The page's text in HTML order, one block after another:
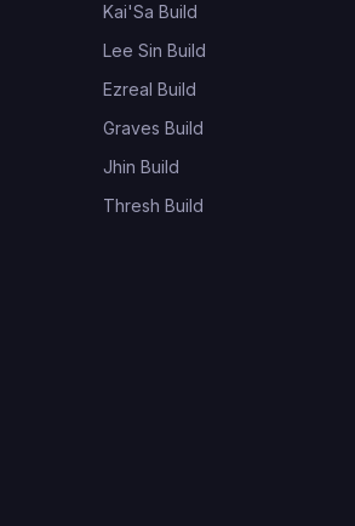
Kai'Sa Build
Lee Sin Build
Ezreal Build
Graves Build
Jhin Build
Thresh Build